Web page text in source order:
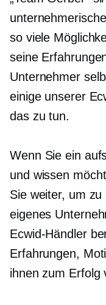
so viele
seine
Unternehmer
einige unserer
das zu tun.
Wenn Sie ein
und wissen
Sie weiter, um
eigenes
Ecwid-Händler
Erfahrungen,
ihnen zum Erfolg